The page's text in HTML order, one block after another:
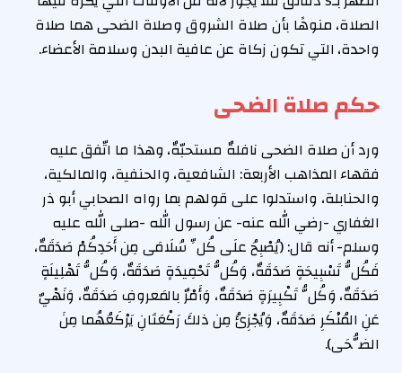
الصلاة، منوهًا بأن صلاة الشروق وصلاة الضحى هما صلاة
واحدة، التي تكون زكاة عن عافية البدن وسلامة الأعضاء.
حكم صلاة الضحى
ورد أن صلاة الضحى نافلةٌ مستحبّةٌ، وهذا ما اتّفق عليه
فقهاء المذاهب الأربعة: الشافعية، والحنفية، والمالكية،
والحنابلة، واستدلوا على قولهم بما رواه الصحابي أبو ذر
الغفاري -رضي الله عنه- عن رسول الله -صلى الله عليه
وسلم- أنه قال: (يُصْبِحُ علَى كُلِّ سُلَامَى مِن أَحَدِكُمْ صَدَقَةٌ،
فَكُلُّ تَسْبِيحَةٍ صَدَقَةٌ، وَكُلُّ تَحْمِيدَةٍ صَدَقَةٌ، وَكُلُّ تَهْلِيلَةٍ
صَدَقَةٌ، وَكُلُّ تَكْبِيرَةٍ صَدَقَةٌ، وَأَمْرٌ بالمَعروفِ صَدَقَةٌ، وَنَهْيٌ
عَنِ المُنْكَرِ صَدَقَةٌ، وَيُجْزِئُ مِن ذلكَ رَكْعَتَانِ يَرْكَعُهُما مِنَ
الضُّحَى).